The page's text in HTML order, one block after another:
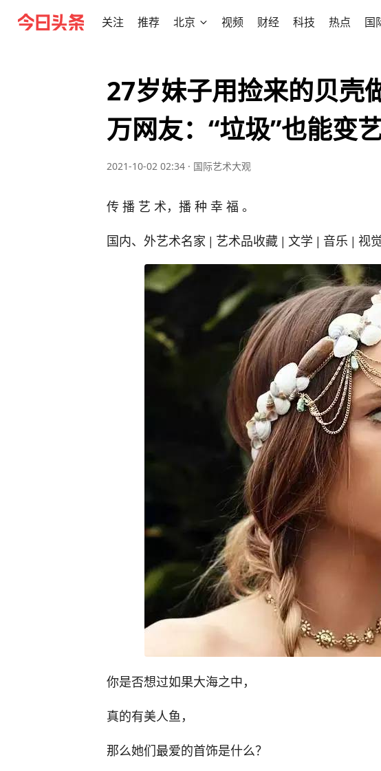
关注 推荐 北京 视频 财经 科技 热点 国
27岁妹子用捡来的贝壳
万网友：“垃圾”也能变
2021-10-02 02:34 · 国际艺术大观
传 播 艺 术，播 种 幸 福 。
国内、外艺术名家 | 艺术品收藏 | 文学 | 音乐 | 视
你是否想过如果大海之中，
真的有美人鱼，
那么她们最爱的首饰是什么？